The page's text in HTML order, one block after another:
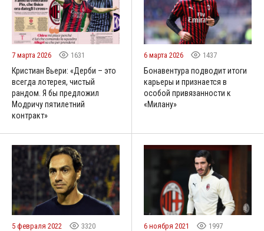
7 марта 2026 1631
Кристиан Вьери: «Дерби – это
всегда лотерея, чистый
рандом. Я бы предложил
Модричу пятилетний
контракт»
6 марта 2026 1437
Бонавентура подводит итоги
карьеры и признается в
особой привязанности к
«Милану»
5 февраля 2022 3320 6 ноября 2021 1997